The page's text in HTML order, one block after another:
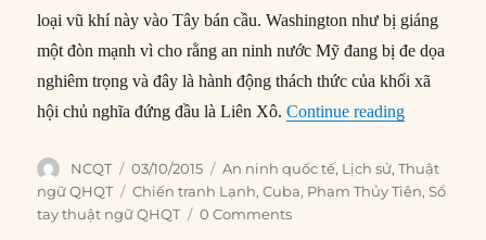
loại vũ khí này vào Tây bán cầu. Washington như bị giáng
một đòn mạnh vì cho rằng an ninh nước Mỹ đang bị đe dọa
nghiêm trọng và đây là hành động thách thức của khối xã
hội chủ nghĩa đứng đầu là Liên Xô.Continue reading“Khủng
Author
NCQT
Posted
on
03/10/2015 Categories
An ninh quốc tế, Lịch sử,Thuật
ngữ QHQT
Tags
Chiến tranh Lạnh,Cuba, Phạm Thủy Tiên,Sổ
tay thuật ngữ QHQT
0 Comments